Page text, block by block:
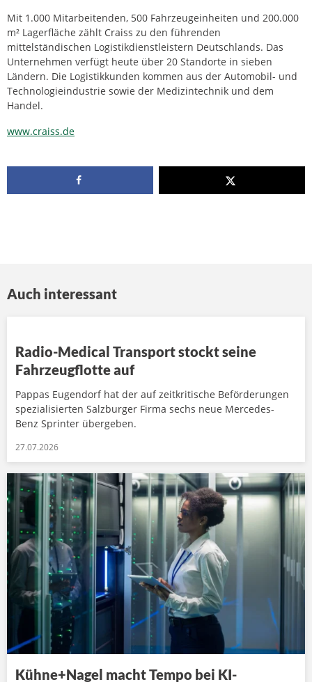
Mit 1.000 Mitarbeitenden, 500 Fahrzeugeinheiten und 200.000
m² Lagerfläche zählt Craiss zu den führenden
mittelständischen Logistikdienstleistern Deutschlands. Das
Unternehmen verfügt heute über 20 Standorte in sieben
Ländern. Die Logistikkunden kommen aus der Automobil- und
Technologieindustrie sowie der Medizintechnik und dem
Handel.
www.craiss.de
Auch interessant
Radio-Medical Transport stockt seine
Fahrzeugflotte auf
Pappas Eugendorf hat der auf zeitkritische Beförderungen
spezialisierten Salzburger Firma sechs neue Mercedes-
Benz Sprinter übergeben.
27.07.2026
Kühne+Nagel macht Tempo bei KI-